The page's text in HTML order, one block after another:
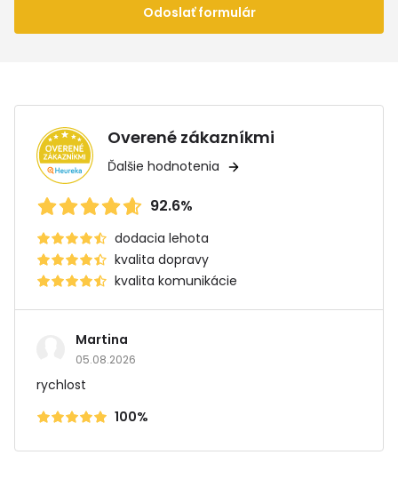
Odoslať formulár
Overené zákazníkmi
Ďalšie hodnotenia
92.6%
dodacia lehota
kvalita dopravy
kvalita komunikácie
Martina
05.08.2026
rychlost
100%